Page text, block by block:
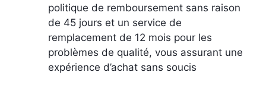
politique de remboursement sans raison
de 45 jours et un service de
remplacement de 12 mois pour les
problèmes de qualité, vous assurant une
expérience d’achat sans soucis